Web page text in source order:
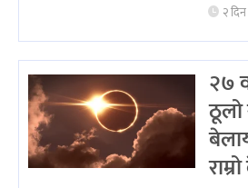
२
२७
ठूलो